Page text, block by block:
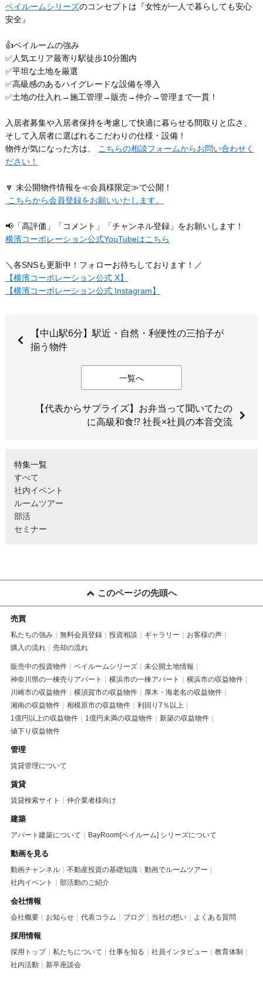
ベイルームシリーズのコンセプトは『女性が一人で暮らしても安心
安全』
👍ベイルームの強み
✅人気エリア最寄り駅徒歩10分圏内
✅平坦な土地を厳選
✅高級感のあるハイグレードな設備を導入
✅土地の仕入れ→施工管理→販売→仲介→管理まで一貫！
入居者募集や入居者保持を考慮して快適に暮らせる間取りと広さ、
そして入居者に選ばれるこだわりの仕様・設備！
物件が気になった方は、
こちらの相談フォームからお問い合わせく
ださい！
🔽 未公開物件情報を≪会員様限定≫で公開！
こちらから会員登録をお願いいたします。
📢「高評価」「コメント」「チャンネル登録」をお願いします！
横濱コーポレーション公式YouTubeはこちら
＼各SNSも更新中！フォローお待ちしております！／
【横濱コーポレーション公式 X】
【横濱コーポレーション公式 Instagram】
【中山駅6分】駅近・自然・利便性の三拍子が
揃う物件
一覧へ
【代表からサプライズ】お弁当って聞いてたの
に高級和食⁉︎ 社長×社員の本音交流
特集一覧
すべて
社内イベント
ルームツアー
部活
セミナー
このページの先頭へ
売買
私たちの強み 無料会員登録 投資相談 ギャラリー
お客様の声
購入の流れ
売却の流れ
販売中の投資物件 ベイルームシリーズ
未公開土地情報
神奈川県の一棟売りアパート
横浜市の一棟アパート
横浜市の収益物件
川崎市の収益物件
横須賀市の収益物件
厚木・海老名の収益物件
湘南の収益物件
相模原市の収益物件
利回り7％以上
1億円以上の収益物件
1億円未満の収益物件
新築の収益物件
値下り収益物件
管理
賃貸管理について
賃貸
賃貸検索サイト 仲介業者様向け
建築
アパート建築について BayRoom[ベイルーム] シリーズについて
動画を見る
動画チャンネル 不動産投資の基礎知識
動画でルームツアー
社内イベント
部活動のご紹介
会社情報
会社概要 お知らせ 代表コラム ブログ 当社の想い よくある質問
採用情報
採用トップ 私たちについて 仕事を知る 社員インタビュー
教育体制
社内活動
新卒座談会